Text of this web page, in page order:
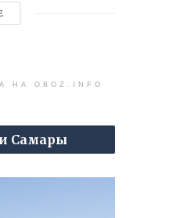
НА OBOZ.INFO
Самары